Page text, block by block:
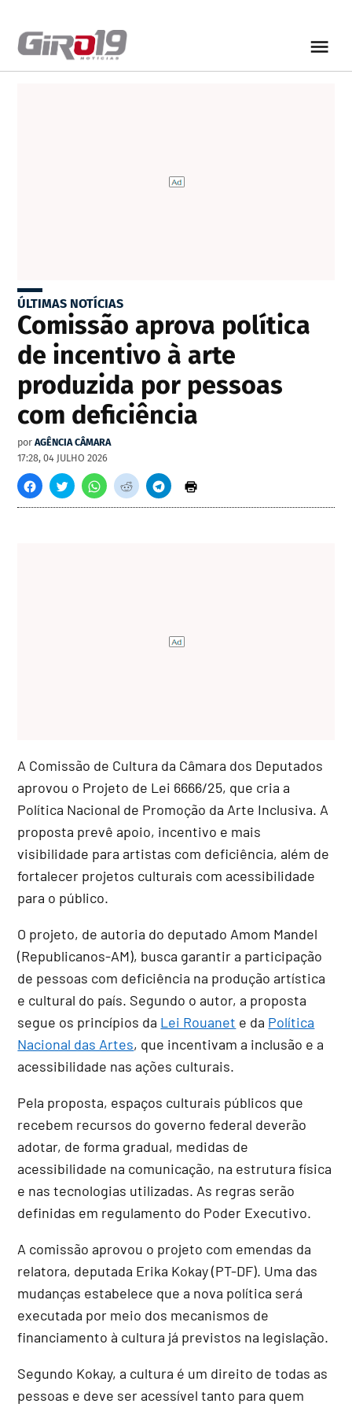
ÚLTIMAS NOTÍCIAS
Comissão aprova política
de incentivo à arte
produzida por pessoas
com deficiência
por AGÊNCIA CÂMARA
17:28, 04 JULHO 2026
A Comissão de Cultura da Câmara dos Deputados
aprovou o Projeto de Lei 6666/25, que cria a
Política Nacional de Promoção da Arte Inclusiva. A
proposta prevê apoio, incentivo e mais
visibilidade para artistas com deficiência, além de
fortalecer projetos culturais com acessibilidade
para o público.
O projeto, de autoria do deputado Amom Mandel
(Republicanos-AM), busca garantir a participação
de pessoas com deficiência na produção artística
e cultural do país. Segundo o autor, a proposta
segue os princípios da Lei Rouanet e da Política
Nacional das Artes, que incentivam a inclusão e a
acessibilidade nas ações culturais.
Pela proposta, espaços culturais públicos que
recebem recursos do governo federal deverão
adotar, de forma gradual, medidas de
acessibilidade na comunicação, na estrutura física
e nas tecnologias utilizadas. As regras serão
definidas em regulamento do Poder Executivo.
A comissão aprovou o projeto com emendas da
relatora, deputada Erika Kokay (PT-DF). Uma das
mudanças estabelece que a nova política será
executada por meio dos mecanismos de
financiamento à cultura já previstos na legislação.
Segundo Kokay, a cultura é um direito de todas as
pessoas e deve ser acessível tanto para quem